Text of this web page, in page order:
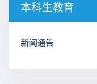
本科生教育
新闻通告